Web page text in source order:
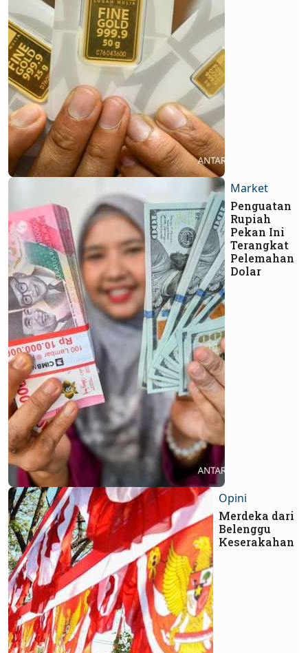
Market
Penguatan
Rupiah
Pekan Ini
Terangkat
Pelemahan
Dolar
Opini
Merdeka dari
Belenggu
Keserakahan